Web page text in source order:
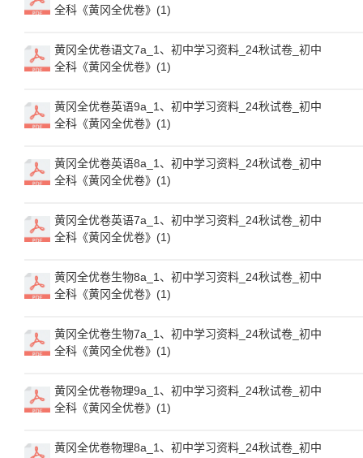
全科《黄冈全优卷》(1)
黄冈全优卷语文7a_1、初中学习资料_24秋试卷_初中
全科《黄冈全优卷》(1)
黄冈全优卷英语9a_1、初中学习资料_24秋试卷_初中
全科《黄冈全优卷》(1)
黄冈全优卷英语8a_1、初中学习资料_24秋试卷_初中
全科《黄冈全优卷》(1)
黄冈全优卷英语7a_1、初中学习资料_24秋试卷_初中
全科《黄冈全优卷》(1)
黄冈全优卷生物8a_1、初中学习资料_24秋试卷_初中
全科《黄冈全优卷》(1)
黄冈全优卷生物7a_1、初中学习资料_24秋试卷_初中
全科《黄冈全优卷》(1)
黄冈全优卷物理9a_1、初中学习资料_24秋试卷_初中
全科《黄冈全优卷》(1)
黄冈全优卷物理8a_1、初中学习资料_24秋试卷_初中